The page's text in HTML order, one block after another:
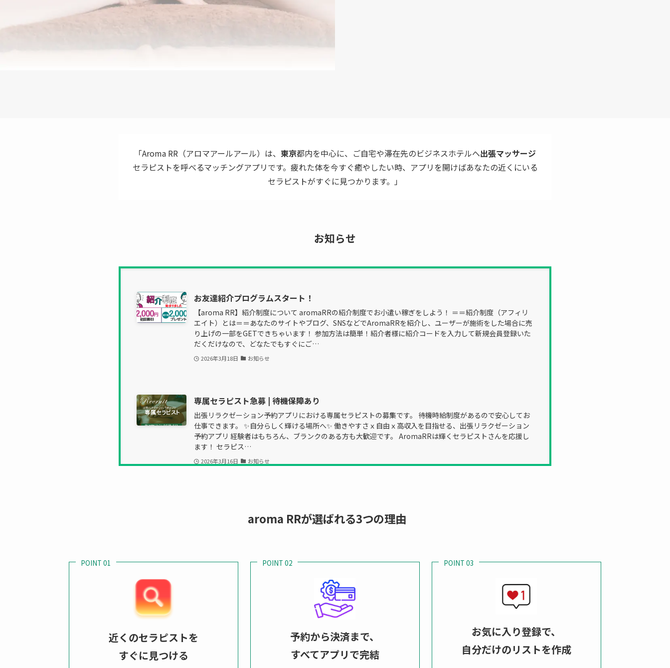
「Aroma RR（アロマアールアール）は、 東京都内を中心に、ご自宅や滞在先のビジネスホテルへ出張マッサージ
セラピストを呼べるマッチングアプリです。疲れた体を今すぐ癒やしたい時、アプリを開けばあなたの近くにいる
セラピストがすぐに見つかります。」
お知らせ
お友達紹介プログラムスタート！
【aroma RR】紹介制度について aromaRRの紹介制度でお小遣い稼ぎをしよう！ ＝＝紹介制度（アフィリ
エイト）とは＝＝あなたのサイトやブログ、SNSなどでAromaRRを紹介し、ユーザーが施術をした場合に売
り上げの一部をGETできちゃいます！ 参加方法は簡単！紹介者様に紹介コードを入力して新規会員登録いた
だくだけなので、どなたでもすぐにご…
2026年3月18日 お知らせ
専属セラピスト急募 | 待機保障あり
出張リラクゼーション予約アプリにおける専属セラピストの募集です。 待機時給制度があるので安心してお
仕事できます。 ✨自分らしく輝ける場所へ✨ 働きやすさｘ自由ｘ高収入を目指せる、出張リラクゼーション
予約アプリ 経験者はもちろん、ブランクのある方も大歓迎です。 AromaRRは輝くセラピストさんを応援し
ます！ セラピス…
2026年3月16日 お知らせ
AromaRRクーポン＆招待コードの使い方 AromaRRへの登録が初めてで「クーポンコードをどうやって使え
2026年3月13日 お知らせ
aroma RRが選ばれる3つの理由
POINT 01
近くのセラピストを
すぐに見つける
POINT 02
予約から決済まで、
すべてアプリで完結
POINT 03
お気に入り登録で、
自分だけのリストを作成